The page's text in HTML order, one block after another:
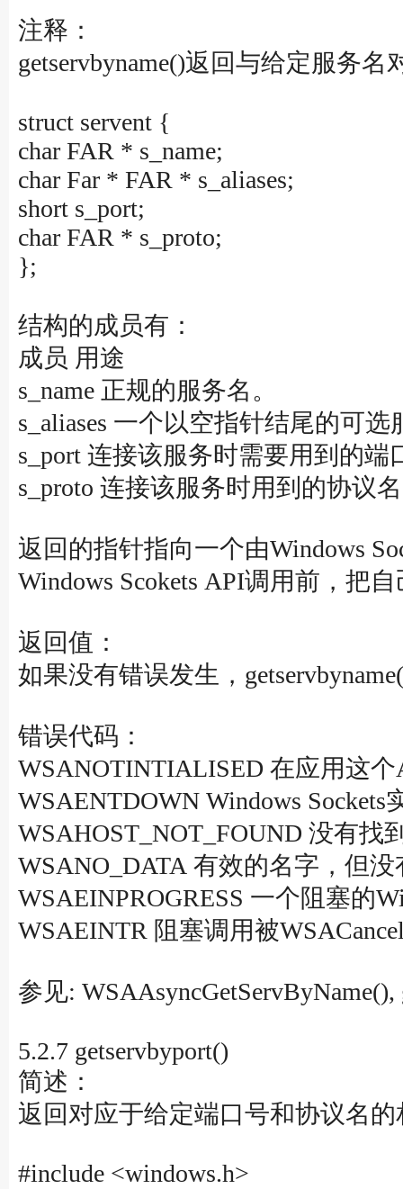
注释：
getservbyname()返回与给定服务
struct servent {
char FAR * s_name;
char Far * FAR * s_aliases;
short s_port;
char FAR * s_proto;
};
结构的成员有：
成员 用途
s_name 正规的服务名。
s_aliases 一个以空指针结尾的可
s_port 连接该服务时需要用到的
s_proto 连接该服务时用到的协议
返回的指针指向一个由Windows
Windows Scokets API调用前，把
返回值：
如果没有错误发生，
错误代码：
WSANOTINTIALISED 在应用这
WSAENTDOWN Windows
WSAHOST_NOT_FOUND 没有找
WSANO_DATA 有效的名字，但
WSAEINPROGRESS 一个阻塞的
WSAEINTR 阻塞调用被
参见: WSAAsyncGetServByName(),
5.2.7 getservbyport()
简述：
返回对应于给定端口号和协议名
#include <windows.h>